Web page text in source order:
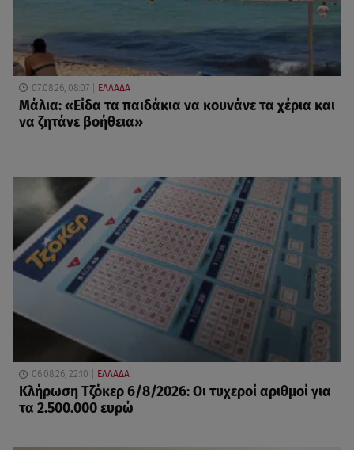
07.08.26, 08:07 ΕΛΛΑΔΑ
Μάλια: «Είδα τα παιδάκια να κουνάνε τα χέρια και
να ζητάνε βοήθεια»
06.08.26, 22:10 ΕΛΛΑΔΑ
Κλήρωση Τζόκερ 6/8/2026: Οι τυχεροί αριθμοί για
τα 2.500.000 ευρώ